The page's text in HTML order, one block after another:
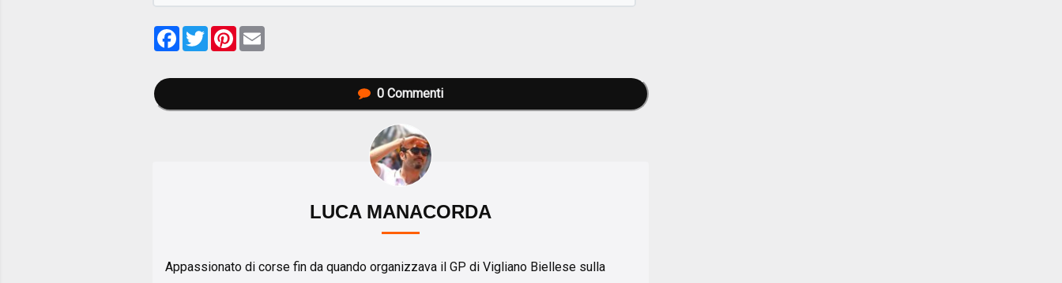
Facebook
TwitterPinterest
0 Commenti
LUCA MANACORDA
Appassionato di corse fin da quando organizzava il GP di Vigliano Biellese sulla